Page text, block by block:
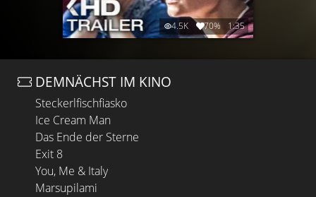
4.5K 70% 1:35
DEMNÄCHST IM KINO
Steckerlfischfiasko
Ice Cream Man
Das Ende der Sterne
Exit 8
You, Me & Italy
Marsupilami